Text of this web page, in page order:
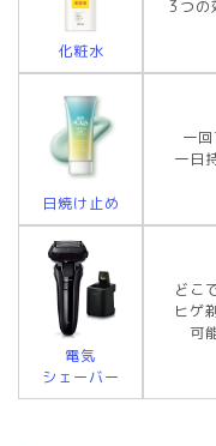
化粧水
3つの
日焼け止め
一
一日
電気
シェーバー
どこ
ヒゲ
可